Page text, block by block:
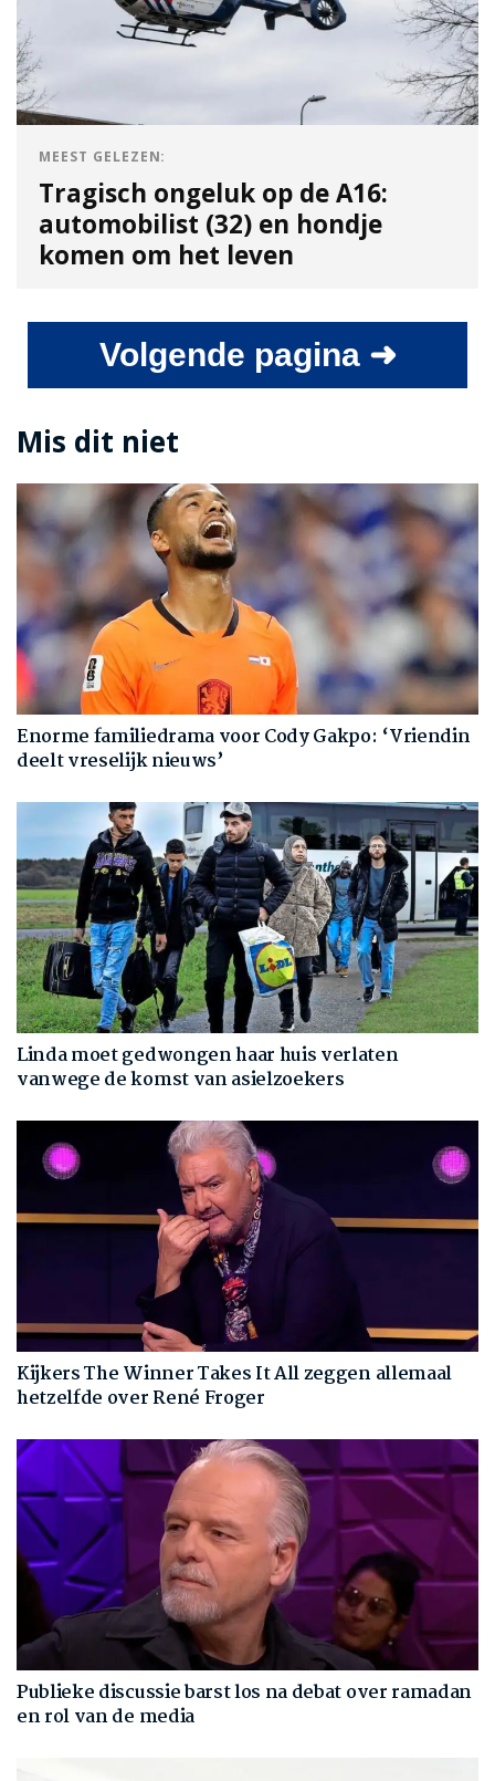
MEEST GELEZEN:
Tragisch ongeluk op de A16:
automobilist (32) en hondje
komen om het leven
Volgende pagina ➜
Mis dit niet
Enorme familiedrama voor Cody Gakpo: ‘Vriendin
deelt vreselijk nieuws’
Linda moet gedwongen haar huis verlaten
vanwege de komst van asielzoekers
Kijkers The Winner Takes It All zeggen allemaal
hetzelfde over René Froger
Publieke discussie barst los na debat over ramadan
en rol van de media